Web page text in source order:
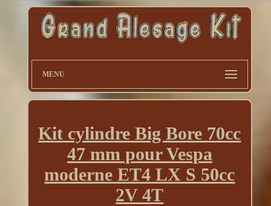
MENU
Kit cylindre Big Bore 70cc
47 mm pour Vespa
moderne ET4 LX S 50cc
2V 4T